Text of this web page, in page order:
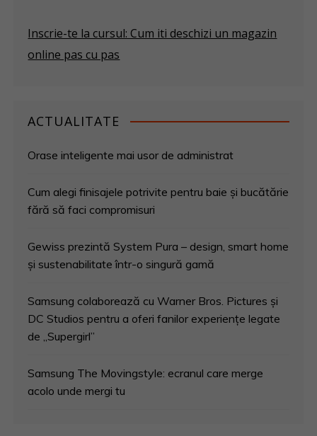
Inscrie-te la cursul: Cum iti deschizi un magazin
online pas cu pas
ACTUALITATE
Orase inteligente mai usor de administrat
Cum alegi finisajele potrivite pentru baie și bucătărie
fără să faci compromisuri
Gewiss prezintă System Pura – design, smart home
și sustenabilitate într-o singură gamă
Samsung colaborează cu Warner Bros. Pictures și
DC Studios pentru a oferi fanilor experiențe legate
de „Supergirl”
Samsung The Movingstyle: ecranul care merge
acolo unde mergi tu